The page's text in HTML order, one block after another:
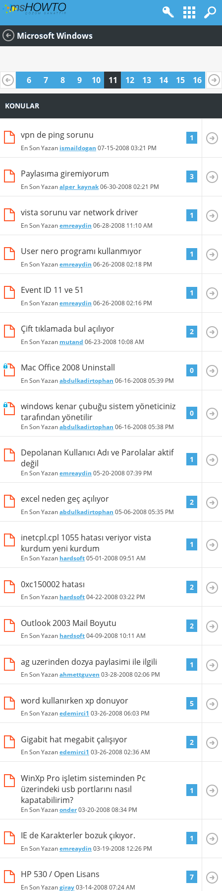
Microsoft Windows
5 6 7 8 9 10 11 12 13 14 15 16
KONULAR
vpn de ping sorunu
En Son Yazan ismaildogan 07-15-200803:21 PM
1
Paylasıma giremiyorum
En Son Yazanalper_kaynak06-30-200802:21 PM
3
vista sorunu var network driver
En Son Yazanemreaydin 06-28-2008 11:10 AM
1
User nero programı kullanmıyor
En Son Yazanemreaydin 06-26-200802:18 PM
1
Event ID 11 ve 51
En Son Yazanemreaydin 06-26-200802:16 PM
1
Çift tıklamada bul açılıyor
En Son Yazan mutand 06-23-2008 10:08 AM
2
Mac Office 2008 Uninstall
En Son Yazanabdulkadirtophan 06-16-200805:39 PM
0
windows kenar çubuğu sistem yöneticiniz
tarafından yönetilir
En Son Yazanabdulkadirtophan 06-16-200805:38 PM
0
Depolanan Kullanıcı Adı ve Parolalar aktif
değil
En Son Yazanemreaydin 05-20-200807:39 PM
1
excel neden geç açılıyor
En Son Yazanabdulkadirtophan 05-06-200805:35 PM
2
inetcpl.cpl 1055 hatası veriyor vista
kurdum yeni kurdum
En Son Yazan hardsoft05-01-200809:51 AM
1
0xc150002 hatası
En Son Yazan hardsoft04-22-200803:22 PM
2
Outlook 2003 Mail Boyutu
En Son Yazan hardsoft04-09-2008 10:11 AM
2
ag uzerinden dozya paylasimi ile ilgili
En Son Yazanahmettguven 03-28-200802:06 PM
1
word kullanırken xp donuyor
En Son Yazanedemirci1 03-26-200806:03 PM
5
Gigabit hat megabit çalışıyor
En Son Yazanedemirci1 03-26-200802:36 AM
2
WinXp Pro işletim sisteminden Pc
üzerindeki usb portlarını nasıl
kapatabilirim?
En Son Yazanonder03-20-200808:34 PM
1
IE de Karakterler bozuk çıkıyor.
En Son Yazanemreaydin 03-19-2008 12:26 PM
1
HP 530 / Open Lisans
En Son Yazangiray03-14-200807:24 AM
7